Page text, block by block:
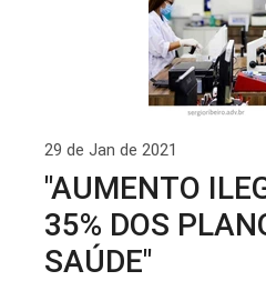
29 de Jan de 2021
"AUMENTO
35% DOS
SAÚDE"